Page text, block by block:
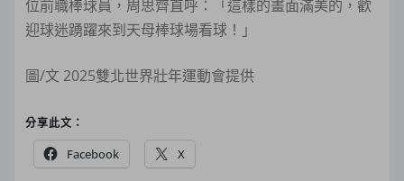
位前職棒球員，周思齊直呼：「這樣的畫面滿美的，歡
迎球迷踴躍來到天母棒球場看球！」
圖/文 2025雙北世界壯年運動會提供
分享此文：
Facebook X